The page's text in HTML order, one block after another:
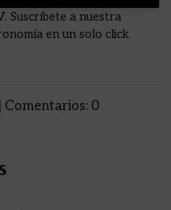
Suscríbete a nuestra
en un solo click
| Comentarios: 0